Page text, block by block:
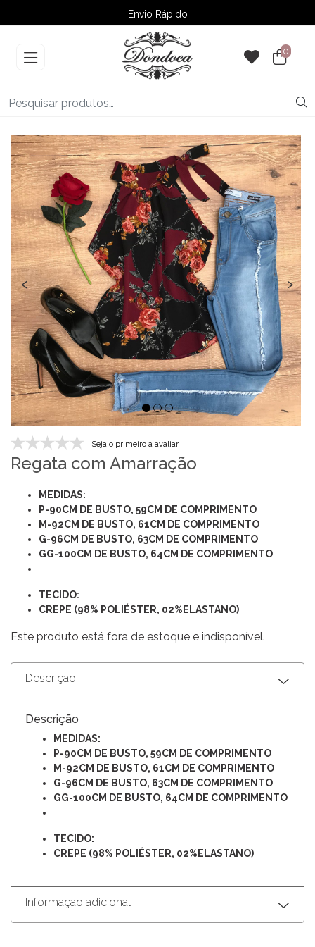
Envio Rápido
➚ Ofertas– Até 60% OFF
0
‹ ›
Seja o primeiro a avaliar
Regata com Amarração
MEDIDAS:
P-90CM DE BUSTO, 59CM DE COMPRIMENTO
M-92CM DE BUSTO, 61CM DE COMPRIMENTO
G-96CM DE BUSTO, 63CM DE COMPRIMENTO
GG-100CM DE BUSTO, 64CM DE COMPRIMENTO
TECIDO:
CREPE (98% POLIÉSTER, 02%ELASTANO)
Este produto está fora de estoque e indisponível.
Descrição
Descrição
MEDIDAS:
P-90CM DE BUSTO, 59CM DE COMPRIMENTO
M-92CM DE BUSTO, 61CM DE COMPRIMENTO
G-96CM DE BUSTO, 63CM DE COMPRIMENTO
GG-100CM DE BUSTO, 64CM DE COMPRIMENTO
TECIDO:
CREPE (98% POLIÉSTER, 02%ELASTANO)
Informação adicional